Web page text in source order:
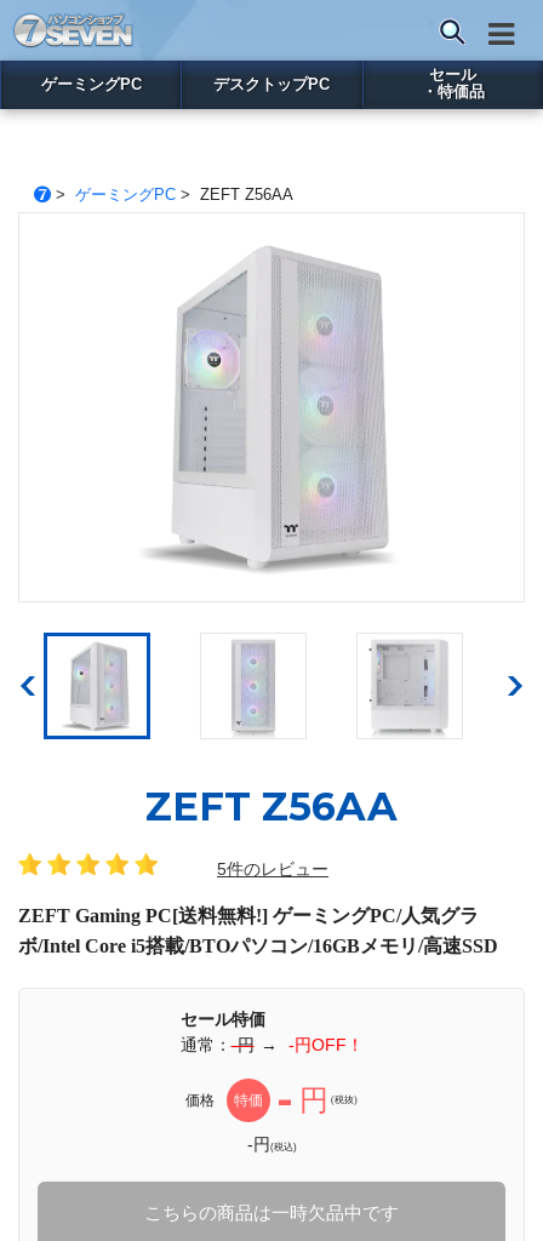
ゲーミングPC デスクトップPC
セール
・特価品
> ゲーミングPC> ZEFT Z56AA
ZEFT Z56AA
5件のレビュー
ZEFT Gaming PC[送料無料!] ゲーミングPC/人気グラ
ボ/Intel Core i5搭載/BTOパソコン/16GBメモリ/高速SSD
セール特価
通常：-円 → -円OFF！
価格 特価 - 円 (税抜)
-円(税込)
こちらの商品は一時欠品中です